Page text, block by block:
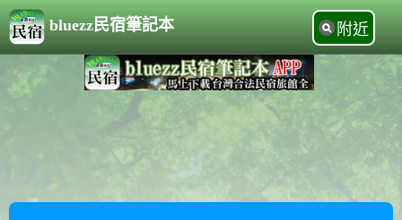
bluezz民宿筆記本 附近